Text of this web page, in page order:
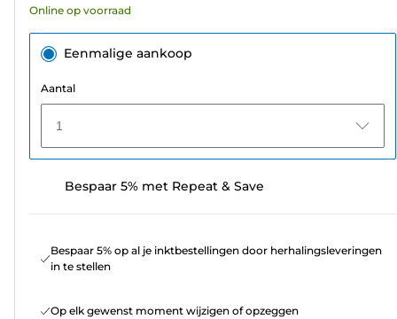
Online op voorraad
Eenmalige aankoop
Aantal
1
Bespaar 5% met Repeat & Save
Bespaar 5% op al je inktbestellingen door herhalingsleveringen
in te stellen
Op elk gewenst moment wijzigen of opzeggen